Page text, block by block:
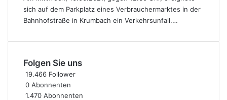
sich auf dem Parkplatz eines Verbrauchermarktes in der
Bahnhofstraße in Krumbach ein Verkehrsunfall.…
Folgen Sie uns
19.466 Follower
0 Abonnenten
1.470 Abonnenten